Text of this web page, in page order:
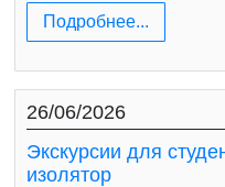
Подробнее...
26/06/2026
Экскурсии для
изолятор